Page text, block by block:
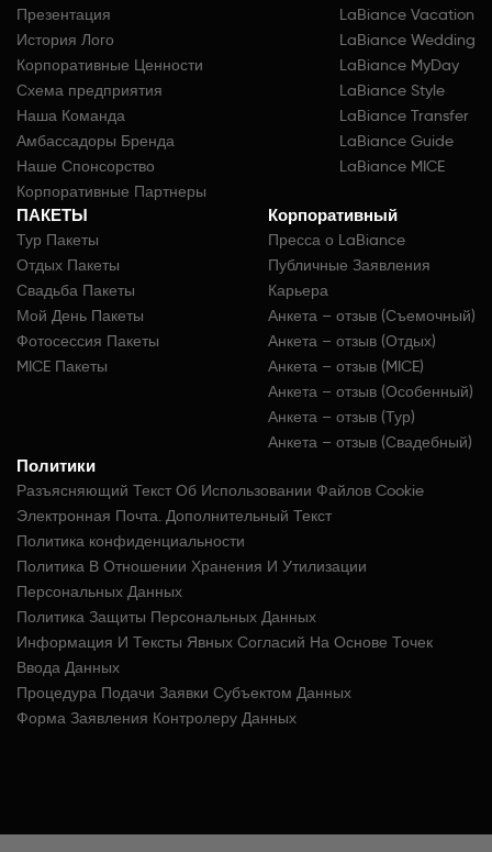
Презентация
История Лого
Корпоративные Ценности
Схема предприятия
Наша Команда
Амбассадоры Бренда
Наше Спонсорство
Корпоративные Партнеры
LaBiance Vacation
LaBiance Wedding
LaBiance MyDay
LaBiance Style
LaBiance Transfer
LaBiance Guide
LaBiance MICE
ПАКЕТЫ
Тур Пакеты
Отдых Пакеты
Свадьба Пакеты
Мой День Пакеты
Фотосессия Пакеты
MICE Пакеты
Корпоративный
Пресса о LaBiance
Публичные Заявления
Карьера
Анкета – отзыв (Съемочный)
Анкета – отзыв (Отдых)
Анкета – отзыв (MICE)
Анкета – отзыв (Особенный)
Анкета – отзыв (Тур)
Анкета – отзыв (Свадебный)
Политики
Разъясняющий Текст Об Использовании Файлов Cookie
Электронная Почта. Дополнительный Текст
Политика конфиденциальности
Политика В Отношении Хранения И Утилизации
Персональных Данных
Политика Защиты Персональных Данных
Информация И Тексты Явных Согласий На Основе Точек
Ввода Данных
Процедура Подачи Заявки Субъектом Данных
Форма Заявления Контролеру Данных